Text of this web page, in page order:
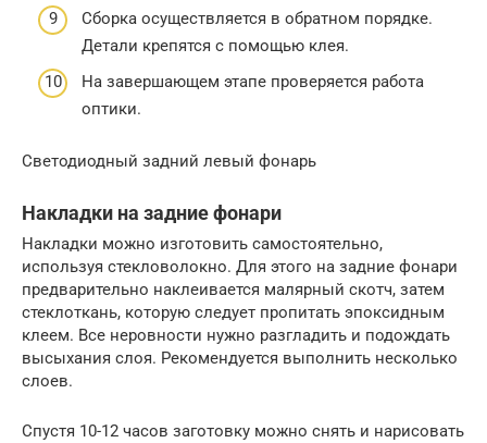
Сборка осуществляется в обратном порядке.
Детали крепятся с помощью клея.
На завершающем этапе проверяется работа
оптики.
Светодиодный задний левый фонарь
Накладки на задние фонари
Накладки можно изготовить самостоятельно,
используя стекловолокно. Для этого на задние фонари
предварительно наклеивается малярный скотч, затем
стеклоткань, которую следует пропитать эпоксидным
клеем. Все неровности нужно разгладить и подождать
высыхания слоя. Рекомендуется выполнить несколько
слоев.
Спустя 10-12 часов заготовку можно снять и нарисовать